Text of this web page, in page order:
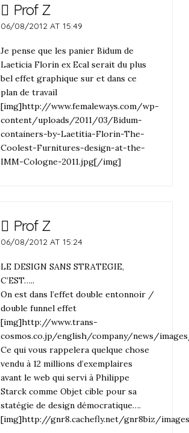
Prof Z
06/08/2012 AT 15:49
Je pense que les panier Bidum de
Laeticia Florin ex Ecal serait du plus
bel effet graphique sur et dans ce
plan de travail
[img]http://www.femaleways.com/wp-
content/uploads/2011/03/Bidum-
containers-by-Laetitia-Florin-The-
Coolest-Furnitures-design-at-the-
IMM-Cologne-2011.jpg[/img]
Prof Z
06/08/2012 AT 15:24
LE DESIGN SANS STRATEGIE,
C’EST…..
On est dans l’effet double entonnoir /
double funnel effet
[img]http://www.trans-
cosmos.co.jp/english/company/news/
Ce qui vous rappelera quelque chose
vendu à 12 millions d’exemplaires
avant le web qui servi à Philippe
Starck comme Objet cible pour sa
statégie de design démocratique….
[img]http://gnr8.cachefly.net/gnr8biz/